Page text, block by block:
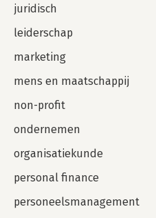
juridisch
leiderschap
marketing
mens en maatschappij
non-profit
ondernemen
organisatiekunde
personal finance
personeelsmanagement